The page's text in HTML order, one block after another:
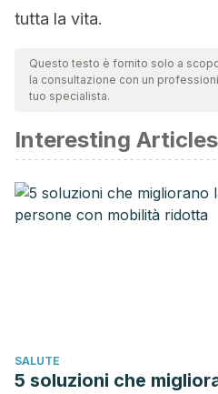
tutta la vita.
Questo testo è fornito solo a
la consultazione con un
tuo specialista.
Interesting Articles
SALUTE
5 soluzioni che